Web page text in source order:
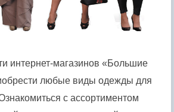
интернет-магазинов «Большие
любые виды одежды для
с ассортиментом